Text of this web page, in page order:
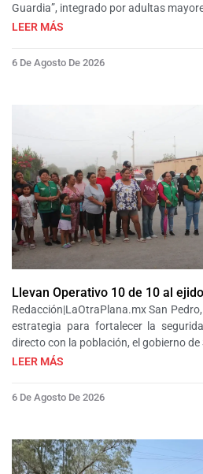
Guardia”, integrado por adultas
LEER MÁS
6 De Agosto De 2026
Llevan Operativo 10 de 10 al
Redacción|LaOtraPlana.mx San
estrategia para fortalecer la
directo con la población, el gobierno de
LEER MÁS
6 De Agosto De 2026